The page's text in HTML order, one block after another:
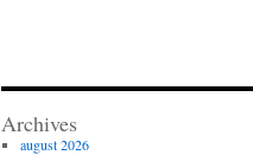
Archives
august 2026